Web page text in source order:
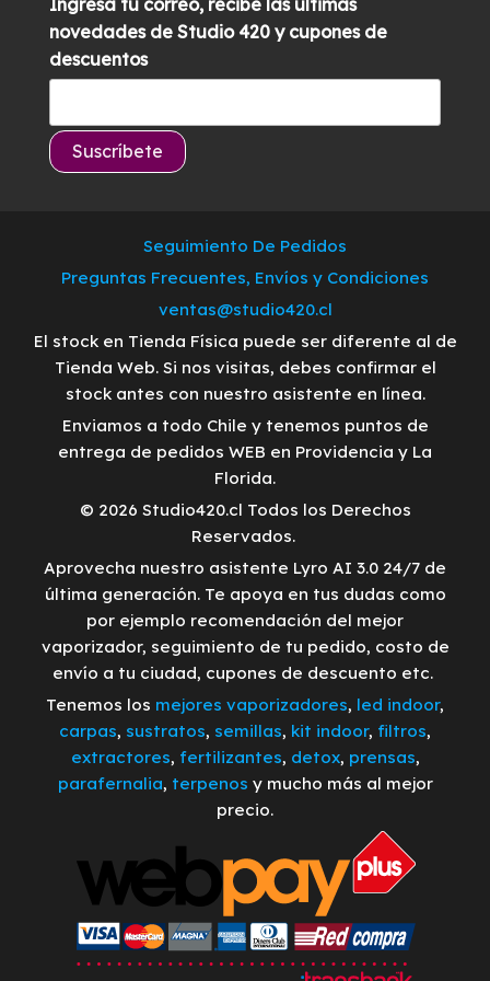
novedades de Studio 420 y cupones de
descuentos
Seguimiento De Pedidos
Preguntas Frecuentes, Envíos y Condiciones
ventas@studio420.cl
El stock en Tienda Física puede ser diferente al de
Tienda Web. Si nos visitas, debes confirmar el
stock antes con nuestro asistente en línea.
Enviamos a todo Chile y tenemos puntos de
entrega de pedidos WEB en Providencia y La
Florida.
© 2026 Studio420.cl Todos los Derechos
Reservados.
Aprovecha nuestro asistente Lyro AI 3.0 24/7 de
última generación. Te apoya en tus dudas como
por ejemplo recomendación del mejor
vaporizador, seguimiento de tu pedido, costo de
envío a tu ciudad, cupones de descuento etc.
Tenemos los mejores vaporizadores, led indoor,
carpas, sustratos, semillas, kit indoor, filtros,
extractores, fertilizantes, detox, prensas,
parafernalia, terpenos y mucho más al mejor
precio.